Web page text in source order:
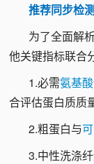
推荐同步检
为了全面解
他关键指标联合
1.必需氨基酸
合评估蛋白质质
2.粗蛋白与
3.中性洗涤